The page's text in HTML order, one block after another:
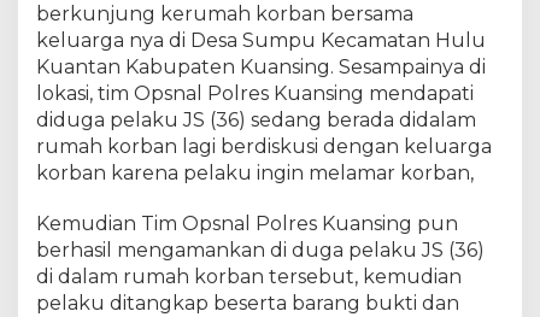
berkunjung kerumah korban bersama
keluarga nya di Desa Sumpu Kecamatan Hulu
Kuantan Kabupaten Kuansing. Sesampainya di
lokasi, tim Opsnal Polres Kuansing mendapati
diduga pelaku JS (36) sedang berada didalam
rumah korban lagi berdiskusi dengan keluarga
korban karena pelaku ingin melamar korban,
Kemudian Tim Opsnal Polres Kuansing pun
berhasil mengamankan di duga pelaku JS (36)
di dalam rumah korban tersebut, kemudian
pelaku ditangkap beserta barang bukti dan